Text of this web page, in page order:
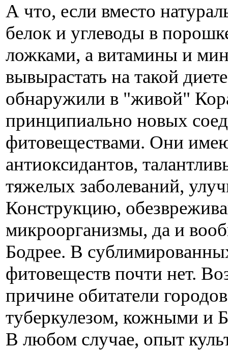
А что, если вместо
белок и углеводы в
ложками, а витамины и
вывырастать на такой
обнаружили в "живой"
принципиально новых
фитовеществами. Они
антиоксидантов,
тяжелых заболеваний,
Конструкцию,
микроорганизмы, да и
Бодрее. В
фитовеществ почти нет.
причине обитатели
туберкулезом, кожными и
В любом случае, опыт